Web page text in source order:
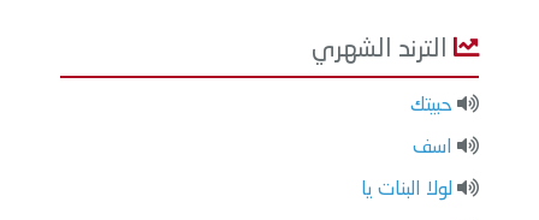
الترند الشهري
حبيتك
اسف
لولا البنات يا